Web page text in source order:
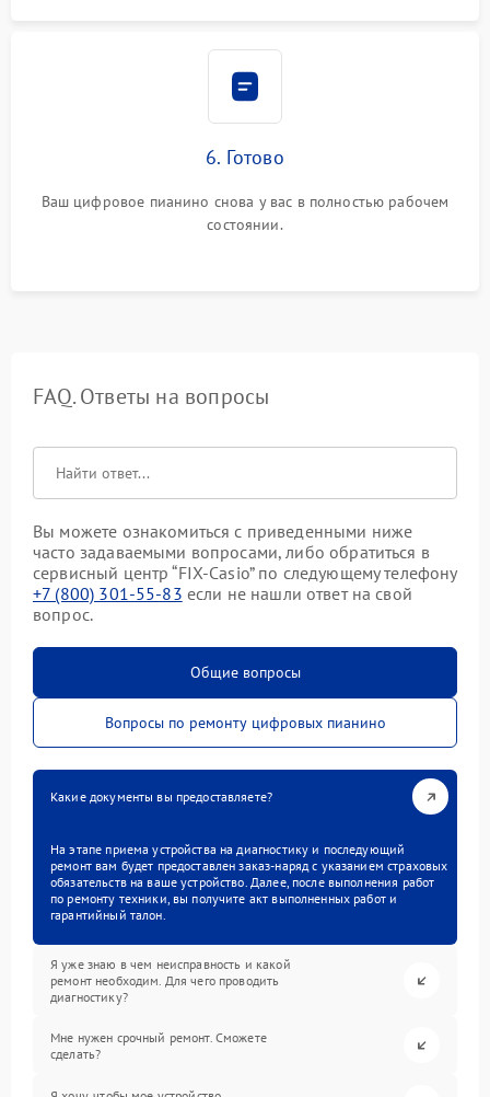
6. Готово
Ваш цифровое пианино снова у вас в полностью рабочем
состоянии.
FAQ. Ответы на вопросы
Вы можете ознакомиться с приведенными ниже
часто задаваемыми вопросами, либо обратиться в
сервисный центр “FIX-Casio” по следующему телефону
+7 (800) 301-55-83 если не нашли ответ на свой
вопрос.
Общие вопросы
Вопросы по ремонту цифровых пианино
Какие документы вы предоставляете?
На этапе приема устройства на диагностику и последующий
ремонт вам будет предоставлен заказ-наряд с указанием страховых
обязательств на ваше устройство. Далее, после выполнения работ
по ремонту техники, вы получите акт выполненных работ и
гарантийный талон.
Я уже знаю в чем неисправность и какой
ремонт необходим. Для чего проводить
диагностику?
Мне нужен срочный ремонт. Сможете
сделать?